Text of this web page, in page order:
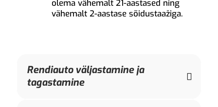
olema vähemalt 21-aastased ning
vähemalt 2-aastase sõidustaažiga.
Rendiauto väljastamine ja
tagastamine